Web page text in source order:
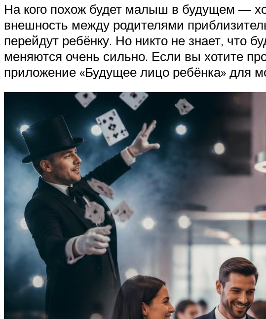
На кого похож будет малыш в будущем —
внешность между родителями
перейдут ребёнку. Но никто не знает, что
меняются очень сильно. Если вы хотите
приложение «Будущее лицо ребёнка» для